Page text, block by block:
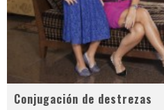
Conjugación de destrezas